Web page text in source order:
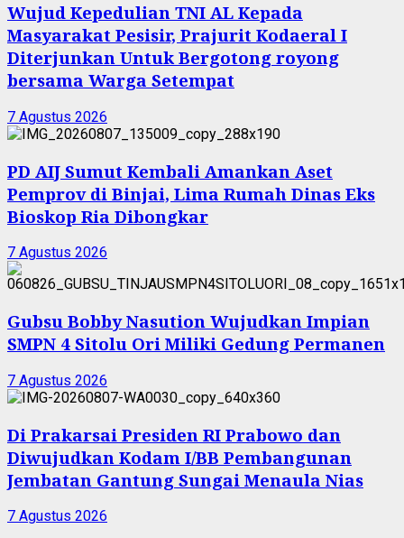
Wujud Kepedulian TNI AL Kepada
Masyarakat Pesisir, Prajurit Kodaeral I
Diterjunkan Untuk Bergotong royong
bersama Warga Setempat
7 Agustus 2026
PD AIJ Sumut Kembali Amankan Aset
Pemprov di Binjai, Lima Rumah Dinas Eks
Bioskop Ria Dibongkar
7 Agustus 2026
Gubsu Bobby Nasution Wujudkan Impian
SMPN 4 Sitolu Ori Miliki Gedung Permanen
7 Agustus 2026
Di Prakarsai Presiden RI Prabowo dan
Diwujudkan Kodam I/BB Pembangunan
Jembatan Gantung Sungai Menaula Nias
7 Agustus 2026